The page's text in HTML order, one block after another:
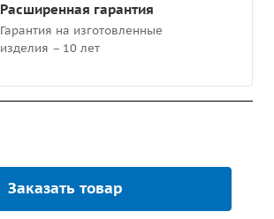
Расширенная гарантия
Гарантия на изготовленные
изделия – 10 лет
Заказать товар